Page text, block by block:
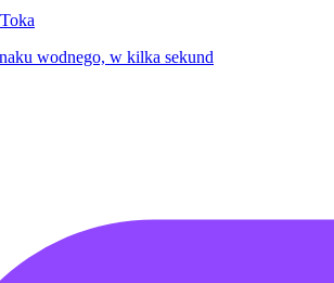
wodnego, w kilka sekund